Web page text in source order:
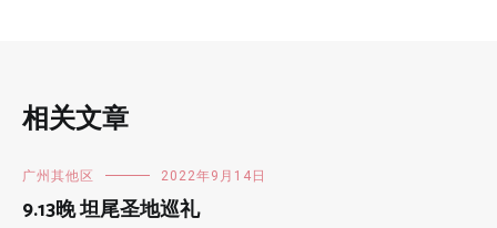
相关文章
广州其他区 2022年9月14日
9.13晚 坦尾圣地巡礼